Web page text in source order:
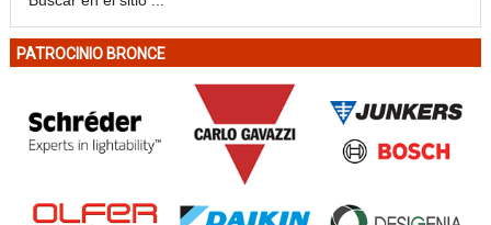
PATROCINIO BRONCE